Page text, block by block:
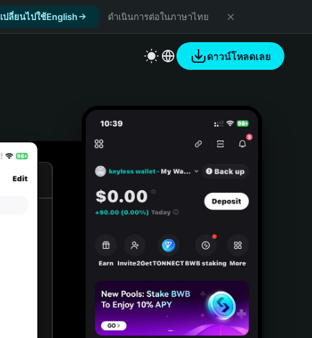
เปลี่ยนไปใช้English ดำเนินการต่อในภาษาไทย
ดาวน์โหลดเลย